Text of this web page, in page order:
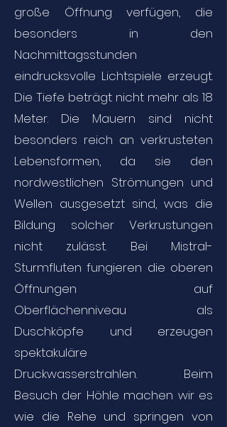
große Öffnung verfügen, die
besonders in den
Nachmittagsstunden
eindrucksvolle Lichtspiele erzeugt.
Die Tiefe beträgt nicht mehr als 18
Meter. Die Mauern sind nicht
besonders reich an verkrusteten
Lebensformen, da sie den
nordwestlichen Strömungen und
Wellen ausgesetzt sind, was die
Bildung solcher Verkrustungen
nicht zulässt. Bei Mistral-
Sturmfluten fungieren die oberen
Öffnungen auf
Oberflächenniveau als
Duschköpfe und erzeugen
spektakuläre
Druckwasserstrahlen. Beim
Besuch der Höhle machen wir es
wie die Rehe und springen von